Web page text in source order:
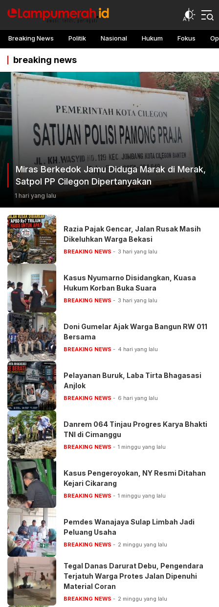
Breaking News Politik Nasional Hukum Fokus
breaking news
‎Miras Berkedok Jamu Diduga Marak di Merak,
Satpol PP Cilegon Dipertanyakan
1 hari yang lalu
‎Razia Pajak Gencar, Jalan Rusak Masih
Dikeluhkan Warga Bekasi
BREAKING NEWS 3 hari yang lalu
Kasus Nyumarno Disidangkan, Kuasa
Hukum Korban Buka Suara
BREAKING NEWS 3 hari yang lalu
Doni Gumelar Ajak Warga Bangun RW 011
Bersama
BREAKING NEWS 4 hari yang lalu
‎Pelayanan Buruk, Laba Tirta Bhagasasi
Anjlok
BREAKING NEWS 6 hari yang lalu
Danrem 064 Tinjau Progres Karya Bhakti
TNI di Cimanggu
BREAKING NEWS 1 minggu yang lalu
Kasus Pengeroyokan, NY Resmi Ditahan
Kejari Cikarang
BREAKING NEWS 1 minggu yang lalu
Pemdes Wanajaya Sulap Limbah Jadi
Peluang Usaha
BREAKING NEWS 2 minggu yang lalu
Tegal Danas Darurat Debu, Pengendara
Terjatuh Warga Protes Jalan Dipenuhi
Material Coran
BREAKING NEWS 2 minggu yang lalu